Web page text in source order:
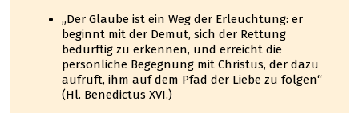
„Der Glaube ist ein Weg der Erleuchtung: er
beginnt mit der Demut, sich der Rettung
bedürftig zu erkennen, und erreicht die
persönliche Begegnung mit Christus, der dazu
aufruft, ihm auf dem Pfad der Liebe zu folgen“
(Hl. Benedictus XVI.)